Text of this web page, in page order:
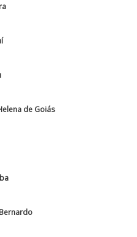
de Goiás